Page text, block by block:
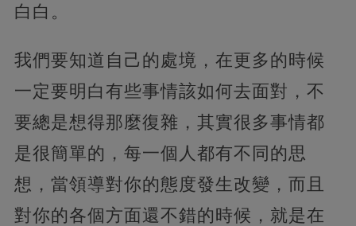
白白。
我們要知道自己的處境，在更多的時候
一定要明白有些事情該如何去面對，不
要總是想得那麼復雜，其實很多事情都
是很簡單的，每一個人都有不同的思
想，當領導對你的態度發生改變，而且
對你的各個方面還不錯的時候，就是在